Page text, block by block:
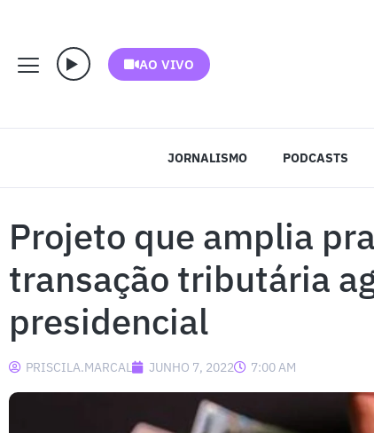
AO VIVO
JORNALISMO PODCASTS
Projeto que amplia
transação tributária
presidencial
PRISCILA.MARCAL JUNHO 7, 2022 7:00 AM